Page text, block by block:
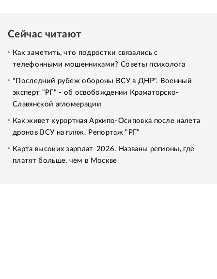
Сейчас читают
Как заметить, что подростки связались с
телефонными мошенниками? Советы психолога
"Последний рубеж обороны ВСУ в ДНР". Военный
эксперт "РГ" - об освобождении Краматорско-
Славянской агломерации
Как живет курортная Архипо-Осиповка после налета
дронов ВСУ на пляж. Репортаж "РГ"
Карта высоких зарплат-2026. Названы регионы, где
платят больше, чем в Москве